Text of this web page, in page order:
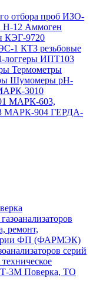
отбора проб ИЗО-
Н-12 Аммоген
КЭГ-9720
1 КТЗ резьбовые
логгеры ИПТ103
Термометры
Шумомеры pH-
3010
МАРК-603,
МАРК-904 ГЕРДА-
ремонт,
серии ФП (ФАРМЭК)
серий
3М Поверка, ТО